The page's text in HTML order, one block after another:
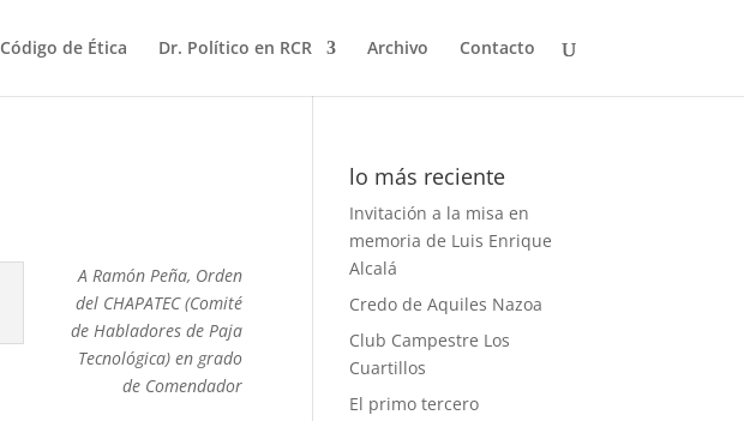
Código de Ética Dr. Político en RCR Archivo Contacto
A Ramón Peña, Orden
del CHAPATEC (Comité
de Habladores de Paja
Tecnológica) en grado
de Comendador
lo más reciente
Invitación a la misa en
memoria de Luis Enrique
Alcalá
Credo de Aquiles Nazoa
Club Campestre Los
Cuartillos
El primo tercero